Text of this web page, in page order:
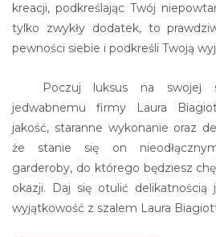
kreacji, podkreślając Twój
tylko zwykły dodatek, to
pewności siebie i podkreśli Twoją
Poczuj luksus na swojej
jedwabnemu firmy Laura
jakość, staranne wykonanie oraz
że stanie się on
garderoby, do którego będziesz
okazji. Daj się otulić delikatnością
wyjątkowość z szalem Laura